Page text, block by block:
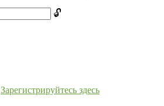
Зарегистрируйтесь здесь